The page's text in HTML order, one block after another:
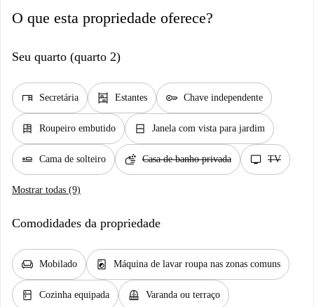
O que esta propriedade oferece?
Seu quarto (quarto 2)
desk Secretária shelves Estantes key Chave independente
dresser Roupeiro embutido window_closed Janela com vista para jardim
airline_seat_flat Cama de solteiro soap Casa de banho privada tv TV
Mostrar todas (9)
Comodidades da propriedade
chair Mobilado local_laundry_service Máquina de lavar roupa nas zonas comuns
kitchen Cozinha equipada balcony Varanda ou terraço